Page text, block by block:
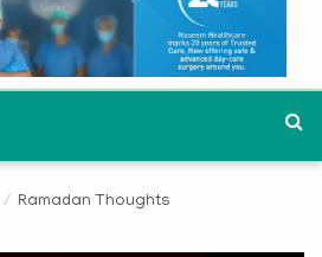
Ramadan Thoughts